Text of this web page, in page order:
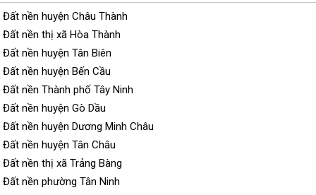
Đất nền huyện Châu Thành
Đất nền thị xã Hòa Thành
Đất nền huyện Tân Biên
Đất nền huyện Bến Cầu
Đất nền Thành phố Tây Ninh
Đất nền huyện Gò Dầu
Đất nền huyện Dương Minh Châu
Đất nền huyện Tân Châu
Đất nền thị xã Trảng Bàng
Đất nền phường Tân Ninh